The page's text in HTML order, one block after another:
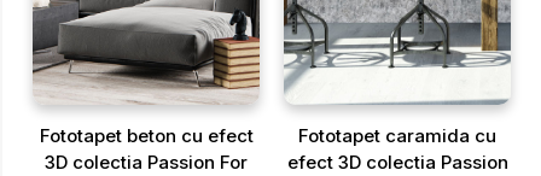
Fototapet beton cu efect
3D colectia Passion For
Fototapet caramida cu
efect 3D colectia Passion